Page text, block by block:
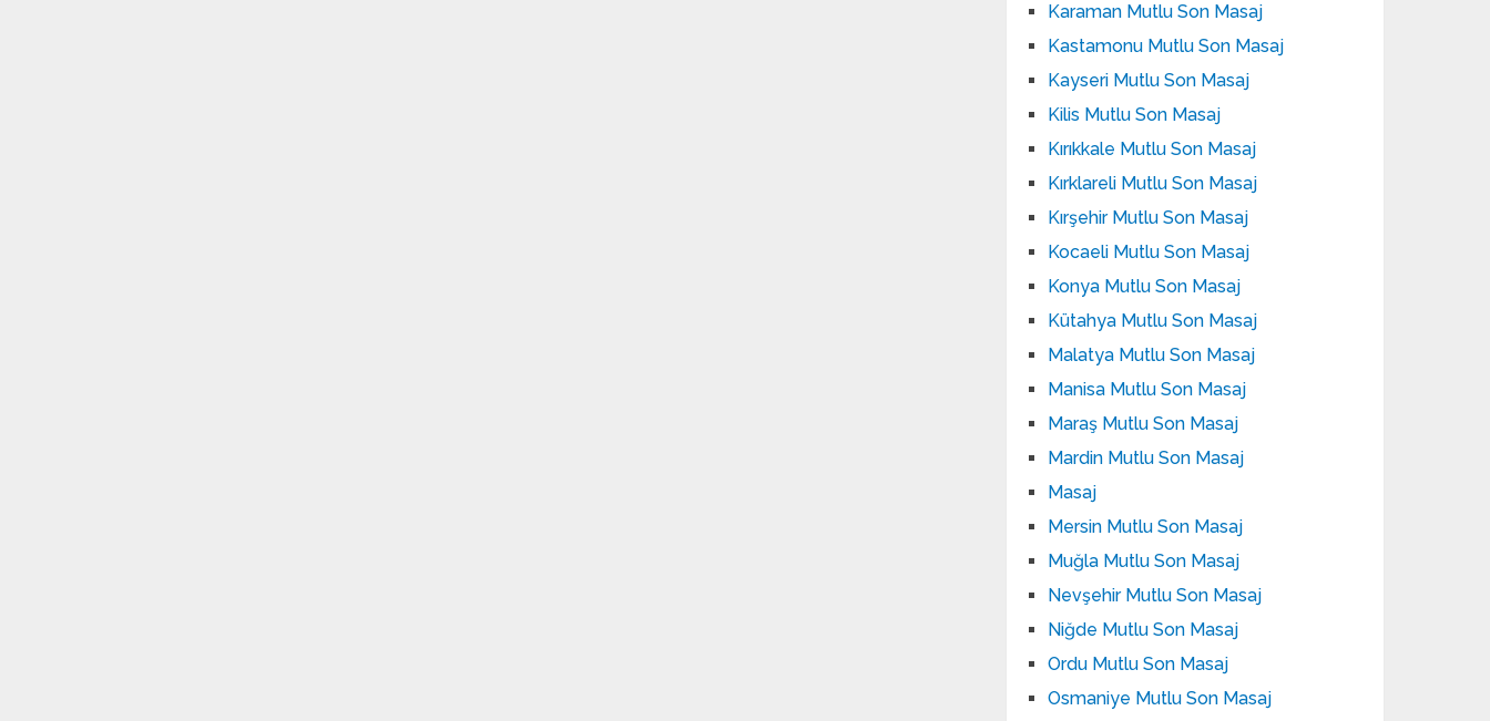
Karaman Mutlu Son Masaj
Kastamonu Mutlu Son Masaj
Kayseri Mutlu Son Masaj
Kilis Mutlu Son Masaj
Kırıkkale Mutlu Son Masaj
Kırklareli Mutlu Son Masaj
Kırşehir Mutlu Son Masaj
Kocaeli Mutlu Son Masaj
Konya Mutlu Son Masaj
Kütahya Mutlu Son Masaj
Malatya Mutlu Son Masaj
Manisa Mutlu Son Masaj
Maraş Mutlu Son Masaj
Mardin Mutlu Son Masaj
Masaj
Mersin Mutlu Son Masaj
Muğla Mutlu Son Masaj
Nevşehir Mutlu Son Masaj
Niğde Mutlu Son Masaj
Ordu Mutlu Son Masaj
Osmaniye Mutlu Son Masaj